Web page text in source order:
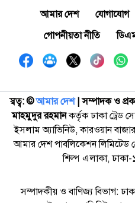
আমার দেশ যোগাযোগ
গোপনীয়তা নীতি
স্বত্ব: ©️আমার দেশ| সম্পাদক ও
মাহমুদুর রহমানকর্তৃক ঢাকা ট্রেড
ইসলাম অ্যাভিনিউ, কারওয়ান
আমার দেশ পাবলিকেশন লিমিটেড
শিল্প এলাকা,
সম্পাদকীয় ও বাণিজ্য বিভাগ: